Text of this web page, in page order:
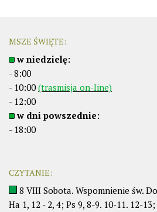
MSZE ŚWIĘTE:
w niedzielę:
- 8:00
- 10:00(trasmisja on-line)
- 12:00
w dni powszednie:
- 18:00
CZYTANIE:
8 VIII Sobota. Wspomnienie św.
Ha 1, 12 - 2, 4; Ps 9, 8-9. 10-11. 12-